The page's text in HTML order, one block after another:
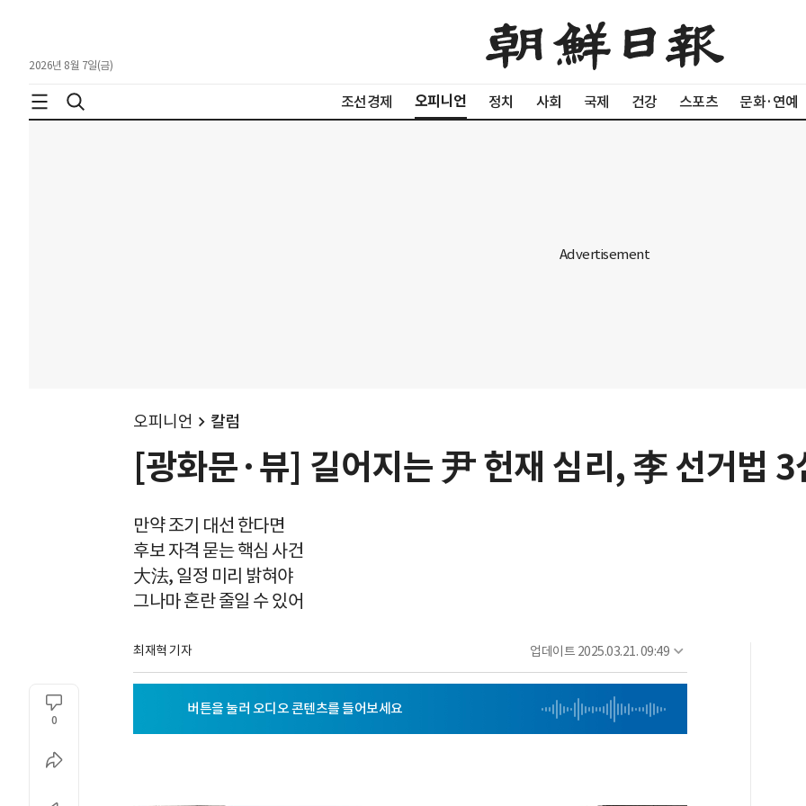
2026년 8월 7일(금)
조선경제 오피니언 정치 사회 국제 건강 스포츠 문화·연예
오피니언 칼럼
[광화문·뷰] 길어지는 尹 헌재 심리, 李 선거법 3
만약 조기 대선 한다면
후보 자격 묻는 핵심 사건
大法, 일정 미리 밝혀야
그나마 혼란 줄일 수 있어
최재혁 기자 업데이트 2025.03.21. 09:49
0